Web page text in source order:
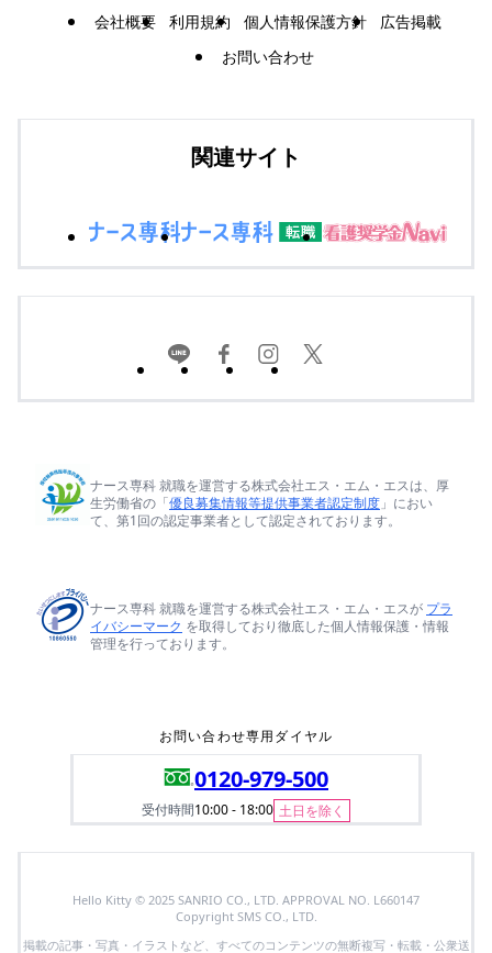
会社概要 利用規約 個人情報保護方針
広告掲載
お問い合わせ
関連サイト
ナース専科 就職を運営する株式会社エス・エム・エスは、厚
生労働省の「優良募集情報等提供事業者認定制度 」におい
て、第1回の認定事業者として認定されております。
ナース専科 就職を運営する株式会社エス・エム・エスが プラ
イバシーマーク を取得しており徹底した個人情報保護・情報
管理を行っております。
お問い合わせ専用ダイヤル
0120-979-500
受付時間10:00 - 18:00 土日を除く
Hello Kitty © 2025 SANRIO CO., LTD. APPROVAL NO. L660147
Copyright SMS CO., LTD.
掲載の記事・写真・イラストなど、すべてのコンテンツの無断複写・転載・公衆送